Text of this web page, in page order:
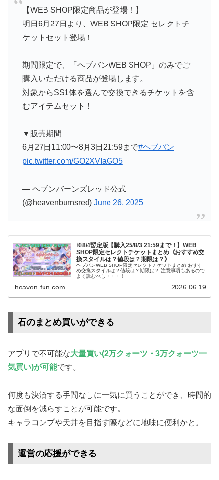
【WEB SHOP限定商品が登場！】
明日6月27日より、WEB SHOP限定 セレクトチ
ケットセット登場！
期間限定で、「ヘブバンWEB SHOP」のみでご
購入いただける商品が登場します。
対象からSS1体を選んで交換できるチケットを含
むアイテムセット！
▼販売期間
6月27日11:00〜8月3日21:59まで#ヘブバン
pic.twitter.com/GO2XVIaGO5
— ヘブンバーンズレッド公式
(@heavenburnsred) June 26, 2025
※8/4暫定版【購入25/8/3 21:59まで！】WEB
SHOP限定セレクトチケットまとめ《おすすめ交
換スタイルは？値段は？期限は？》
ヘブバンWEB SHOP限定セレクトチケットまとめ おすす
め交換スタイルは？値段は？期限は？ 注意事項もあるので
よく読むべし・・・！
heaven-fun.com 2026.06.19
石のまとめ買いができる
アプリで不可能な大量買い(2万クォーツ・3万クォーツ一
気買い)が可能です。
何度も決済する手間なしに一気に買うことができ、時間的
な面倒を減らすことが可能です。
キャラコンプや天井を目指す際などに地味に便利かと。
運営の応援ができる